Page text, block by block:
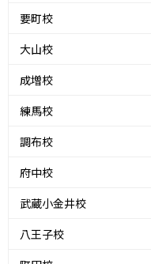
要町校
大山校
成増校
練馬校
調布校
府中校
武蔵小金井校
八王子校